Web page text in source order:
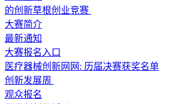
的创新草根创业竞赛
大赛简介
最新通知
大赛报名入口
医疗器械创新网网: 历届决赛获奖名单
创新发展周
观众报名